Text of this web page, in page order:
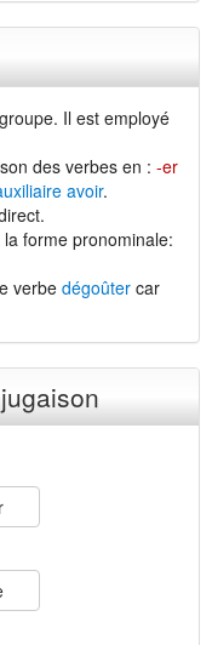
groupe. Il est employé
des verbes en : -er
avoir.
forme pronominale:
verbe dégoûter car